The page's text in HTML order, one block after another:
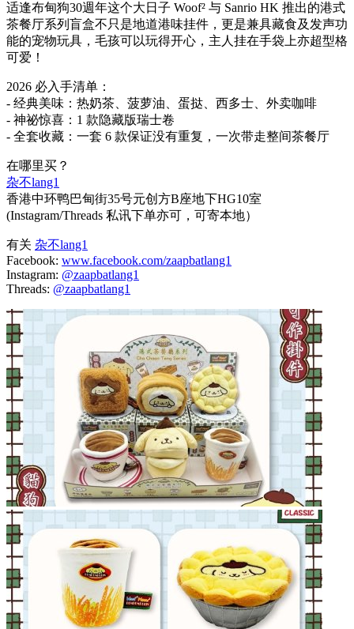
适逢布甸狗30週年这个大日子 Woof² 与 Sanrio HK 推出的港式
茶餐厅系列盲盒不只是地道港味挂件，更是兼具藏食及发声功
能的宠物玩具，毛孩可以玩得开心，主人挂在手袋上亦超型格
可爱！
2026 必入手清单：
- 经典美味：热奶茶、菠萝油、蛋挞、西多士、外卖咖啡
- 神祕惊喜：1 款隐藏版瑞士卷
- 全套收藏：一套 6 款保证没有重复，一次带走整间茶餐厅
在哪里买？
杂不lang1
香港中环鸭巴甸街35号元创方B座地下HG10室
(Instagram/Threads 私讯下单亦可，可寄本地）
有关 杂不lang1
Facebook: www.facebook.com/zaapbatlang1
Instagram: @zaapbatlang1
Threads: @zaapbatlang1